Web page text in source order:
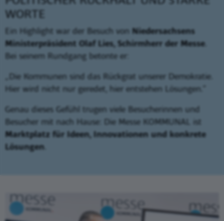
WORTE
Ein Highlight war der Besuch von Niedersachsens
Ministerpräsident Olaf Lies, Schirmherr der Messe
Bei seinem Rundgang betonte er:
„Die Kommunen sind das Rückgrat unserer Demokratie.
Hier wird nicht nur geredet, hier entstehen Lösungen.“
Genau dieses Gefühl trugen viele Besucherinnen und
Besucher mit nach Hause: Die Messe KOMMUNAL ist
Marktplatz für Ideen, Innovationen und konkrete
Lösungen